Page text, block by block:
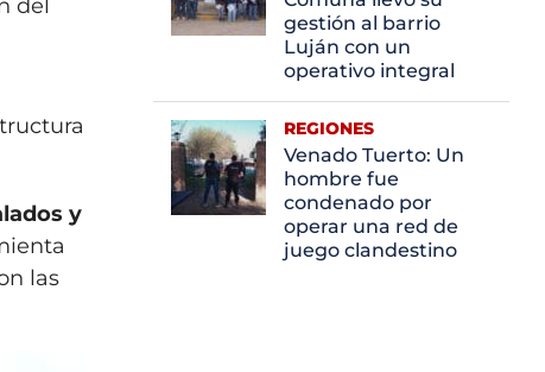
del
y
las
gestión al barrio
Luján con un
operativo integral
REGIONES
Venado Tuerto: Un
hombre fue
condenado por
operar una red de
juego clandestino